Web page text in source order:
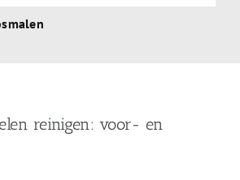
reinigen: voor- en